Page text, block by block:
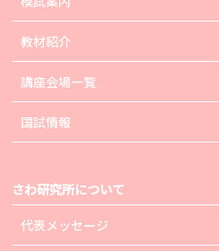
教材紹介
講座会場一覧
国試情報
さわ研究所について
代表メッセージ